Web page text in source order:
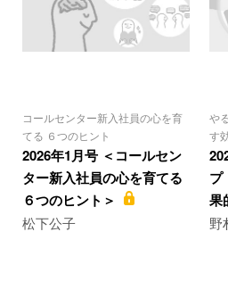
コールセンター新入社員の心を育
てる ６つのヒント
2026年1月号 ＜コールセン
ター新入社員の心を育てる
６つのヒント＞
松下公子
や
す
プ
果
野